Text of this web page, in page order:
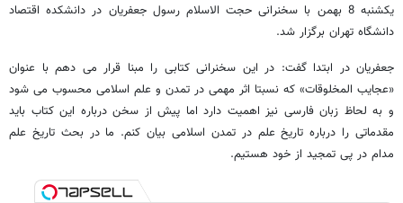
یکشنبه 8 بهمن با سخنرانی حجت الاسلام رسول جعفریان در دانشکده اقتصاد
دانشگاه تهران برگزار شد.
جعفریان در ابتدا گفت: در این سخنرانی کتابی را مبنا قرار می دهم با عنوان
«عجایب المخلوقات» که نسبتا اثر مهمی در تمدن و علم اسلامی محسوب می شود
و به لحاظ زبان فارسی نیز اهمیت دارد اما پیش از سخن درباره این کتاب باید
مقدماتی را درباره تاریخ علم در تمدن اسلامی بیان کنم. ما در بحث تاریخ علم
مدام در پی تمجید از خود هستیم.